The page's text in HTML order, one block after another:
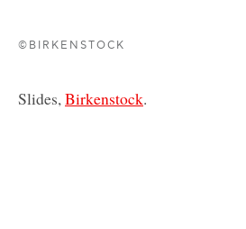
©BIRKENSTOCK
Slides,Birkenstock.